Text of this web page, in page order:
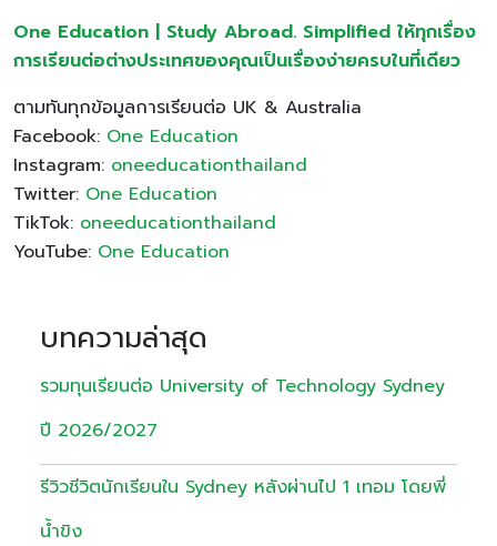
One Education | Study Abroad. Simplified ให้ทุกเรื่อง
การเรียนต่อต่างประเทศของคุณเป็นเรื่องง่ายครบในที่เดียว
ตามทันทุกข้อมูลการเรียนต่อ UK & Australia
Facebook: One Education
Instagram: oneeducationthailand
Twitter: One Education
TikTok: oneeducationthailand
YouTube: One Education
บทความล่าสุด
รวมทุนเรียนต่อ University of Technology Sydney
ปี 2026/2027
รีวิวชีวิตนักเรียนใน Sydney หลังผ่านไป 1 เทอม โดยพี่
น้ำขิง